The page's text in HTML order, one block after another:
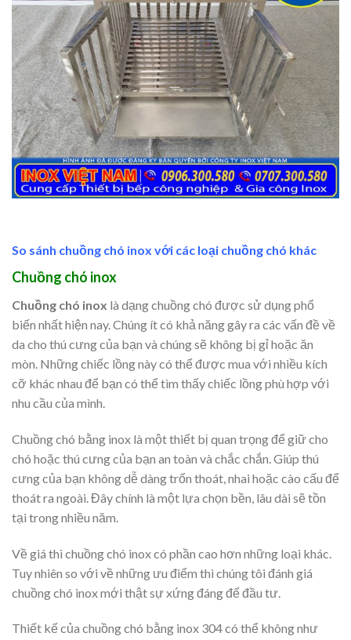
So sánh chuồng chó inox với các loại chuồng chó khác
Chuồng chó inox
Chuồng chó inox là dạng chuồng chó được sử dụng phổ
biến nhất hiện nay. Chúng ít có khả năng gây ra các vấn đề về
da cho thú cưng của bạn và chúng sẽ không bị gỉ hoặc ăn
mòn. Những chiếc lồng này có thể được mua với nhiều kích
cỡ khác nhau để bạn có thể tìm thấy chiếc lồng phù hợp với
nhu cầu của mình.
Chuồng chó bằng inox là một thiết bị quan trọng để giữ cho
chó hoặc thú cưng của bạn an toàn và chắc chắn. Giúp thú
cưng của bạn không dễ dàng trốn thoát, nhai hoặc cào cấu để
thoát ra ngoài. Đây chính là một lựa chọn bền, lâu dài sẽ tồn
tại trong nhiều năm.
Về giá thì chuồng chó inox có phần cao hơn những loại khác.
Tuy nhiên so với về những ưu điểm thì chúng tôi đánh giá
chuồng chó inox mới thật sự xứng đáng để đầu tư.
Thiết kế của chuồng chó bằng inox 304 có thể không như